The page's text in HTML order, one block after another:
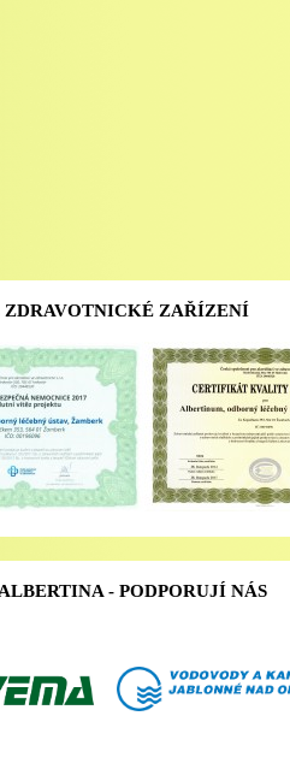
ZAŘÍZENÍ
- PODPORUJÍ NÁS